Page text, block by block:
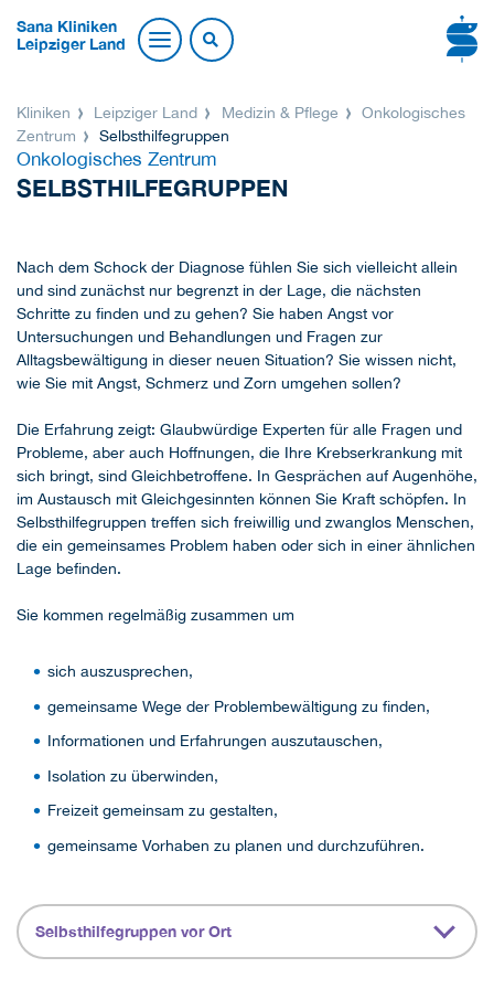
Sana Kliniken
Leipziger Land
Kliniken Leipziger Land Medizin & Pflege
Onkologisches
Zentrum
Selbsthilfegruppen
Onkologisches Zentrum
SELBSTHILFEGRUPPEN
Nach dem Schock der Diagnose fühlen Sie sich vielleicht allein
und sind zunächst nur begrenzt in der Lage, die nächsten
Schritte zu finden und zu gehen? Sie haben Angst vor
Untersuchungen und Behandlungen und Fragen zur
Alltagsbewältigung in dieser neuen Situation? Sie wissen nicht,
wie Sie mit Angst, Schmerz und Zorn umgehen sollen?
Die Erfahrung zeigt: Glaubwürdige Experten für alle Fragen und
Probleme, aber auch Hoffnungen, die Ihre Krebserkrankung mit
sich bringt, sind Gleichbetroffene. In Gesprächen auf Augenhöhe,
im Austausch mit Gleichgesinnten können Sie Kraft schöpfen. In
Selbsthilfegruppen treffen sich freiwillig und zwanglos Menschen,
die ein gemeinsames Problem haben oder sich in einer ähnlichen
Lage befinden.
Sie kommen regelmäßig zusammen um
sich auszusprechen,
gemeinsame Wege der Problembewältigung zu finden,
Informationen und Erfahrungen auszutauschen,
Isolation zu überwinden,
Freizeit gemeinsam zu gestalten,
gemeinsame Vorhaben zu planen und durchzuführen.
Selbsthilfegruppen vor Ort